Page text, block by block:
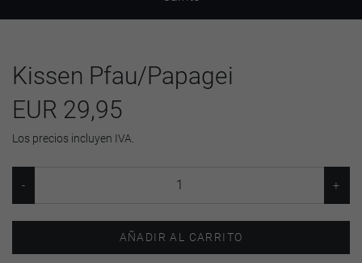
Kissen Pfau/Papagei
EUR 29,95
Los precios incluyen IVA.
AÑADIR AL CARRITO